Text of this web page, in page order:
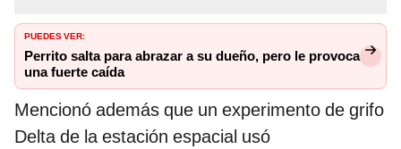
PUEDES VER:
Perrito salta para abrazar a su dueño, pero le provoca
una fuerte caída
Mencionó además que un experimento de grifo
Delta de la estación espacial usó